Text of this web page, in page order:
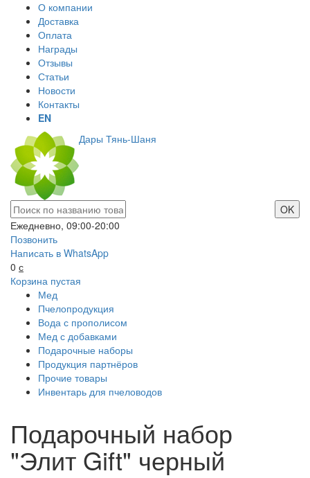
О компании
Доставка
Оплата
Награды
Отзывы
Статьи
Новости
Контакты
EN
Дары Тянь-Шаня
Ежедневно, 09:00-20:00
Позвонить
Написать в WhatsApp
0 с
Корзина пустая
Мед
Пчелопродукция
Вода с прополисом
Мед с добавками
Подарочные наборы
Продукция партнёров
Прочие товары
Инвентарь для пчеловодов
Подарочный набор
"Элит Gift" черный